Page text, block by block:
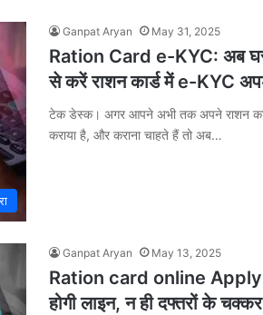
Ganpat Aryan May 31, 2025
Ration Card e-KYC: अब घर
से करें राशन कार्ड में e-KYC
टेक डेस्क। अगर आपने अभी तक अपने राशन
कराया है, और कराना चाहते हैं तो अब…
Ganpat Aryan May 13, 2025
Ration card online Apply:
होगी लाइन, न ही दफ्तरों के